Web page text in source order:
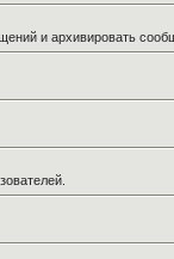
и архивировать